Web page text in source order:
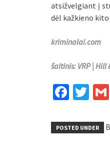
atsižvelgiant į
dėl kažkieno
kriminalai.com
šaltinis: VRP | Hill
POSTED UNDER